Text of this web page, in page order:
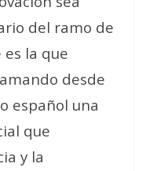
del ramo de
es la que
desde
español una
que
y la